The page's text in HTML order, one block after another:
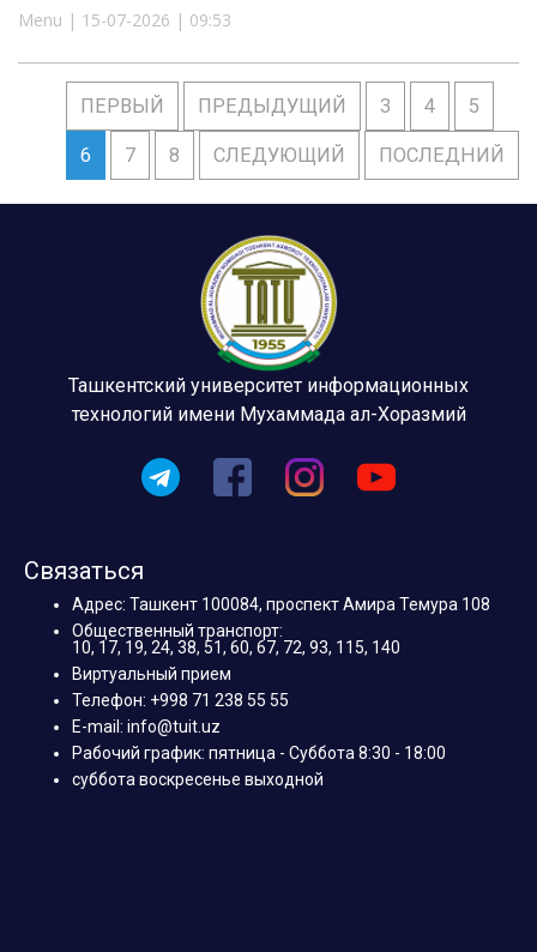
Menu | 15-07-2026 | 09:53
ПЕРВЫЙ ПРЕДЫДУЩИЙ 3 4 5
6 7 8 СЛЕДУЮЩИЙ ПОСЛЕДНИЙ
Ташкентский университет информационных
технологий имени Мухаммада ал-Хоразмий
Связаться
Адрес: Ташкент 100084, проспект Амира Темура 108
Общественный транспорт:
10, 17, 19, 24, 38, 51, 60, 67, 72, 93, 115, 140
Виртуальный прием
Телефон: +998 71 238 55 55
E-mail: info@tuit.uz
Рабочий график: пятница - Суббота 8:30 - 18:00
суббота воскресенье выходной